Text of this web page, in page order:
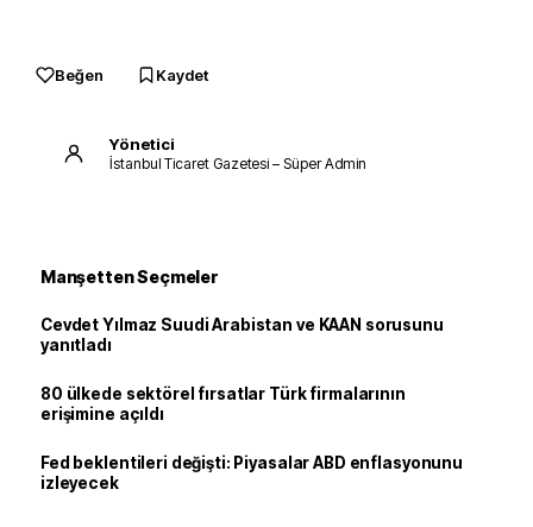
Beğen Kaydet
Yönetici
İstanbul Ticaret Gazetesi – Süper Admin
Manşetten Seçmeler
Cevdet Yılmaz Suudi Arabistan ve KAAN sorusunu
yanıtladı
80 ülkede sektörel fırsatlar Türk firmalarının
erişimine açıldı
Fed beklentileri değişti: Piyasalar ABD enflasyonunu
izleyecek